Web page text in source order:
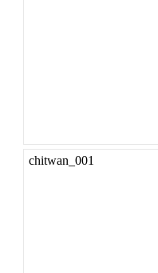
chitwan_001